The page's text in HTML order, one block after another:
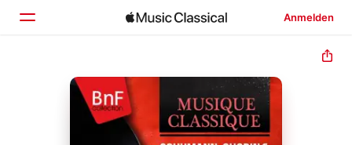
Anmelden
Startseite
Entdecken